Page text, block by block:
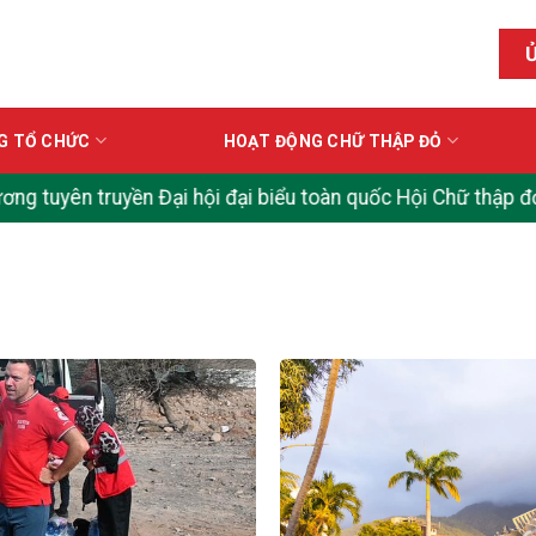
TỔ CHỨC HOẠT ĐỘNG CHỮ THẬP ĐỎ
Đại hội đại biểu toàn quốc Hội Chữ thập đỏ Việt